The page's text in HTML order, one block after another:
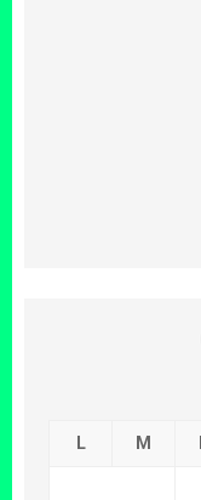
L M